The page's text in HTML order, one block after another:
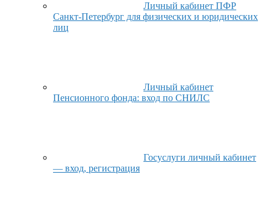
Личный кабинет ПФР
Санкт-Петербург для физических и юридических
лиц
Личный кабинет
Пенсионного фонда: вход по СНИЛС
Госуслуги личный кабинет
— вход, регистрация